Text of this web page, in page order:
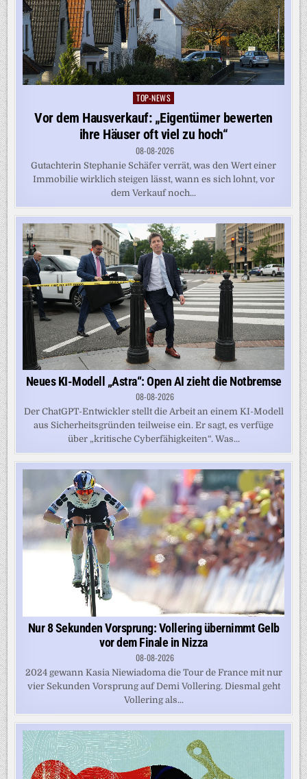
Posted
TOP-NEWS
Vor dem Hausverkauf: „Eigentümer bewerten
ihre Häuser oft viel zu hoch“
08-08-2026
Gutachterin Stephanie Schäfer verrät, was den Wert einer
Immobilie wirklich steigen lässt, wann es sich lohnt, vor
dem Verkauf noch...
Neues KI-Modell „Astra“: Open AI zieht die Notbremse
08-08-2026
Der ChatGPT-Entwickler stellt die Arbeit an einem KI-Modell
aus Sicherheitsgründen teilweise ein. Er sagt, es verfüge
über „kritische Cyberfähigkeiten“. Was...
Nur 8 Sekunden Vorsprung: Vollering übernimmt Gelb
vor dem Finale in Nizza
08-08-2026
2024 gewann Kasia Niewiadoma die Tour de France mit nur
vier Sekunden Vorsprung auf Demi Vollering. Diesmal geht
Vollering als...